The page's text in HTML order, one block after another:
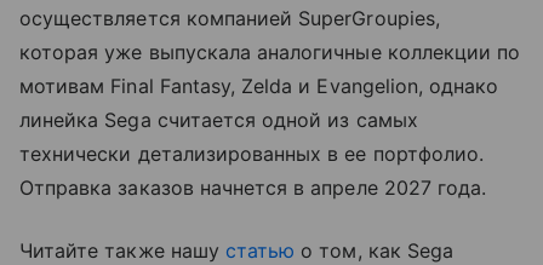
осуществляется компанией SuperGroupies,
которая уже выпускала аналогичные коллекции по
мотивам Final Fantasy, Zelda и Evangelion, однако
линейка Sega считается одной из самых
технически детализированных в ее портфолио.
Отправка заказов начнется в апреле 2027 года.
Читайте также нашу статью о том, как Sega